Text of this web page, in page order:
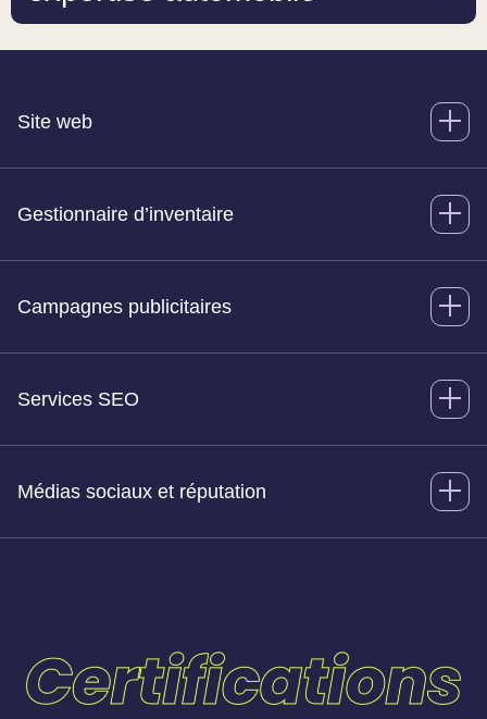
Site web
Gestionnaire d’inventaire
Campagnes publicitaires
Services SEO
Médias sociaux et réputation